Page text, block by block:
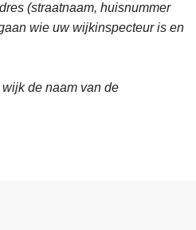
(straatnaam, huisnummer
wie uw wijkinspecteur is en
de naam van de